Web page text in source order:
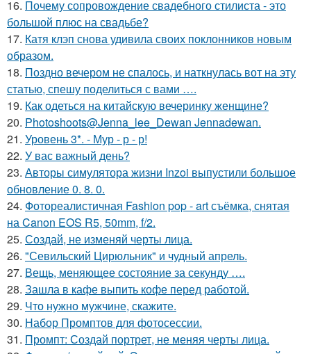
16. Почему сопровождение свадебного стилиста - это
большой плюс на свадьбе?
17. Катя клэп снова удивила своих поклонников новым
образом.
18. Поздно вечером не спалось, и наткнулась вот на эту
статью, спешу поделиться с вами ….
19. Как одеться на китайскую вечеринку женщине?
20. Photoshoots@Jenna_lee_Dewan Jennadewan.
21. Уровень 3*. - Мур - р - р!
22. У вас важный день?
23. Авторы симулятора жизни Inzoi выпустили большое
обновление 0. 8. 0.
24. Фотореалистичная Fashion pop - art съёмка, снятая
на Canon EOS R5, 50mm, f/2.
25. Создай, не изменяй черты лица.
26. "Севильский Цирюльник" и чудный апрель.
27. Вещь, меняющее состояние за секунду ….
28. Зашла в кафе выпить кофе перед работой.
29. Что нужно мужчине, скажите.
30. Набор Промптов для фотосессии.
31. Промпт: Создай портрет, не меняя черты лица.